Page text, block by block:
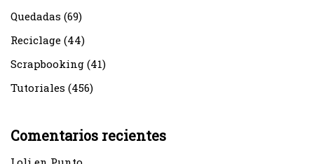
Quedadas (69)
Reciclage (44)
Scrapbooking (41)
Tutoriales (456)
Comentarios recientes